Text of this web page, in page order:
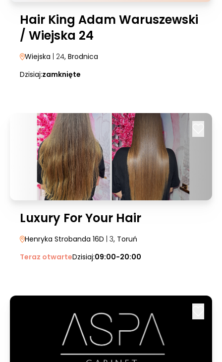
Hair King Adam Waruszewski
/ Wiejska 24
Wiejska | 24, Brodnica
Dzisiaj:zamknięte
Luxury For Your Hair
Henryka Strobanda 16D | 3, Toruń
Teraz otwarteDzisiaj:09:00-20:00